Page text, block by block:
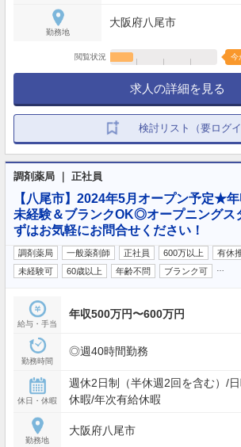
勤務地
大阪府八尾市
閲覧状況 今
求人の詳細を見る
検討リスト（要ログイ
調剤薬局 ｜ 正社員
【八尾市】2024年5月オープン予定★年
未経験＆ブランクOK◎オープニングス
ずはお気軽にお問合せください！
調剤薬局 一般薬剤師 正社員 600万以上 有休
未経験可
60歳以上 年齢不問 ブランク可
給与・手当
年収500万円〜600万円
勤務時間
◎週40時間勤務
休日・休暇
週休2日制（半休週2回を含む）/
休暇/年次有給休暇
勤務地
大阪府八尾市